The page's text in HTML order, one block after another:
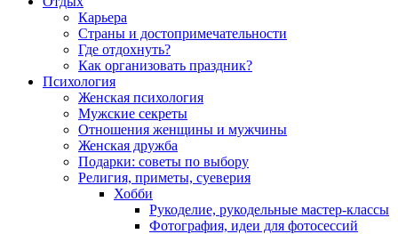
Карьера
Страны и достопримечательности
Где отдохнуть?
Как организовать праздник?
Психология
Женская психология
Мужские секреты
Отношения женщины и мужчины
Женская дружба
Подарки: советы по выбору
Религия, приметы, суеверия
Хобби
Рукоделие, рукодельные мастер-классы
Фотография, идеи для фотосессий